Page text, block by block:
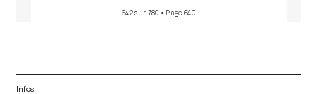
642 sur 780 • Page 640
Infos